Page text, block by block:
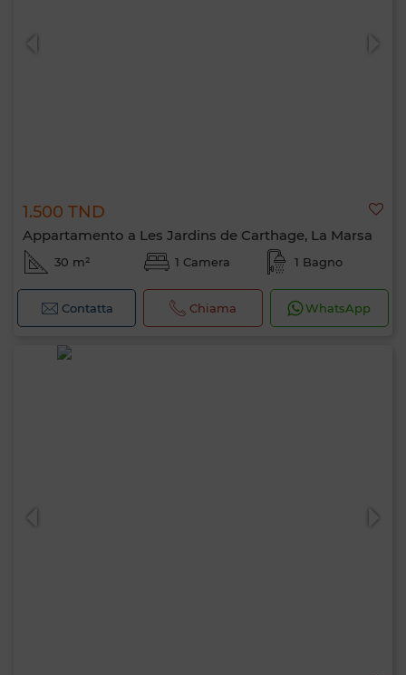
1.500 TND
Appartamento a Les Jardins de Carthage, La Marsa
30 m² 1 Camera 1 Bagno
Contatta Chiama WhatsApp